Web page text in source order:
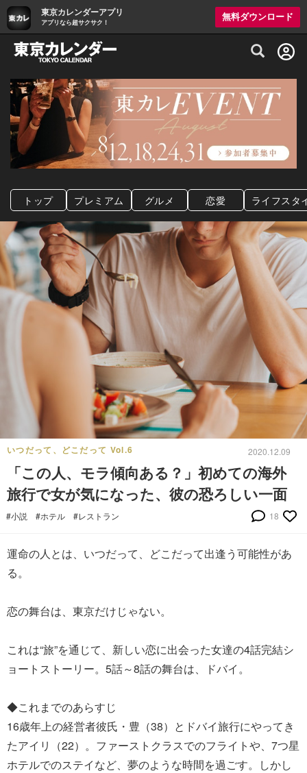
東京カレンダーアプリ
アプリなら超サクサク！
無料ダウンロード
グルメ情報・プレミアムレストラン予約
トップ プレミアム グルメ 恋愛 ライフスタ
いつだって、どこだって Vol.6 2020.12.09
「この人、モラ傾向ある？」初めての海外
旅行で女が気になった、彼の恐ろしい一面
#小説 #ホテル #レストラン 18
運命の人とは、いつだって、どこだって出逢う可能性があ
る。
恋の舞台は、東京だけじゃない。
これは“旅”を通じて、新しい恋に出会った女達の4話完結シ
ョートストーリー。5話～8話の舞台は、ドバイ。
◆これまでのあらすじ
16歳年上の経営者彼氏・豊（38）とドバイ旅行にやってき
たアイリ（22）。ファーストクラスでのフライトや、7つ星
ホテルでのステイなど、夢のような時間を過ごす。しかし